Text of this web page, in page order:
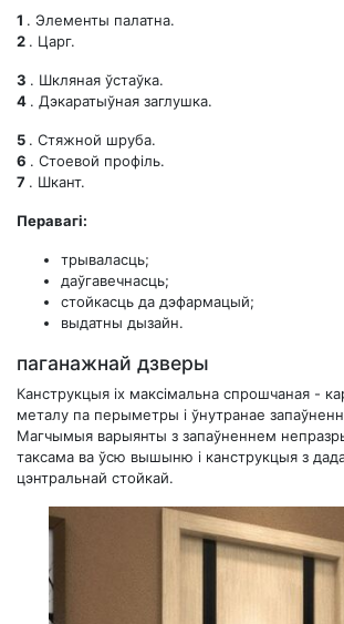
1 . Элементы палатна.
2 . Царг.
3 . Шкляная ўстаўка.
4 . Дэкаратыўная заглушка.
5 . Стяжной шруба.
6 . Стоевой профіль.
7 . Шкант.
Перавагі:
трываласць;
даўгавечнасць;
стойкасць да дэфармацый;
выдатны дызайн.
паганажнай дзверы
Канструкцыя іх максімальна спрошчаная -
металу па перыметры і ўнутранае
Магчымыя варыянты з запаўненнем
таксама ва ўсю вышыню і канструкцыя з
цэнтральнай стойкай.